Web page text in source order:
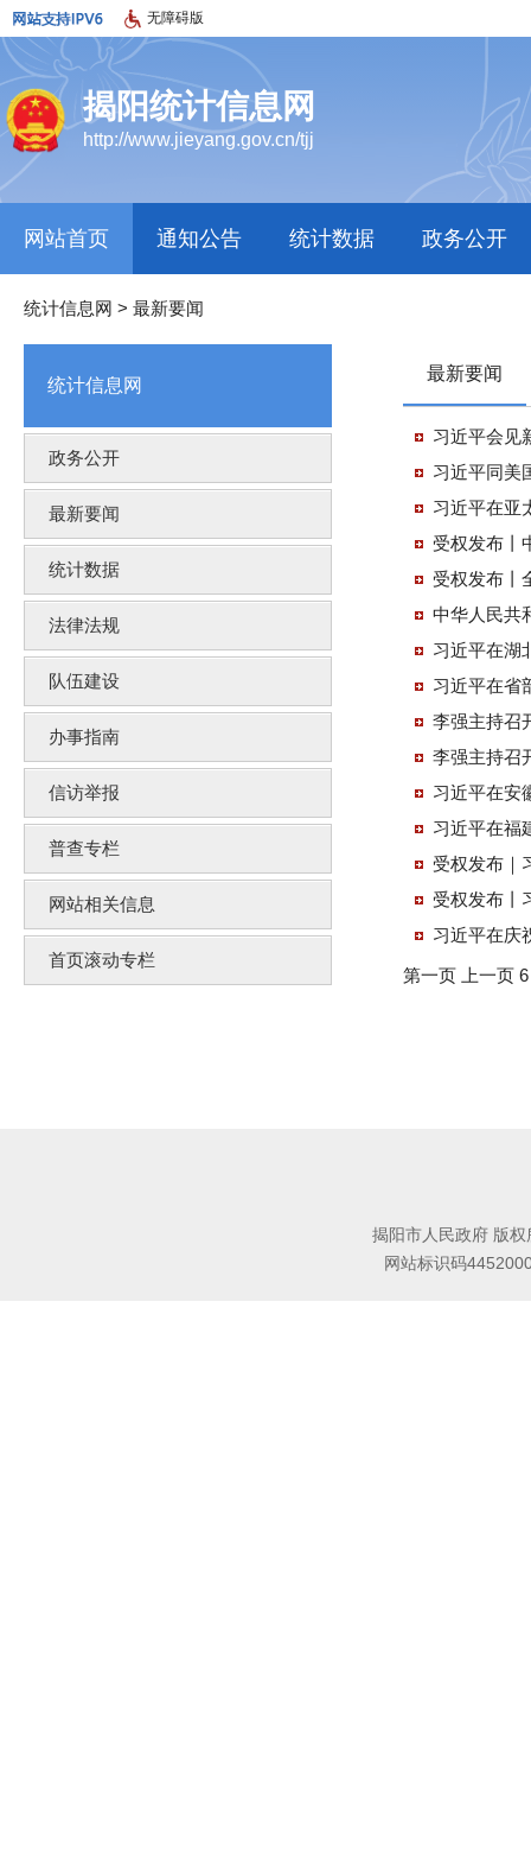
无障碍版
揭阳统计信息网
http://www.jieyang.gov.cn/tjj
网站首页 通知公告 统计数据 政务公开
统计信息网 > 最新要闻
统计信息网
政务公开
最新要闻
统计数据
法律法规
队伍建设
办事指南
信访举报
普查专栏
网站相关信息
首页滚动专栏
最新要闻
习近平会见
习近平同美
习近平在亚
受权发布丨
受权发布丨
中华人民共
李强主持召
受权发布｜
受权发布丨
习近平在庆
第一页
上一页
揭阳市人民政府 版
网站标识码